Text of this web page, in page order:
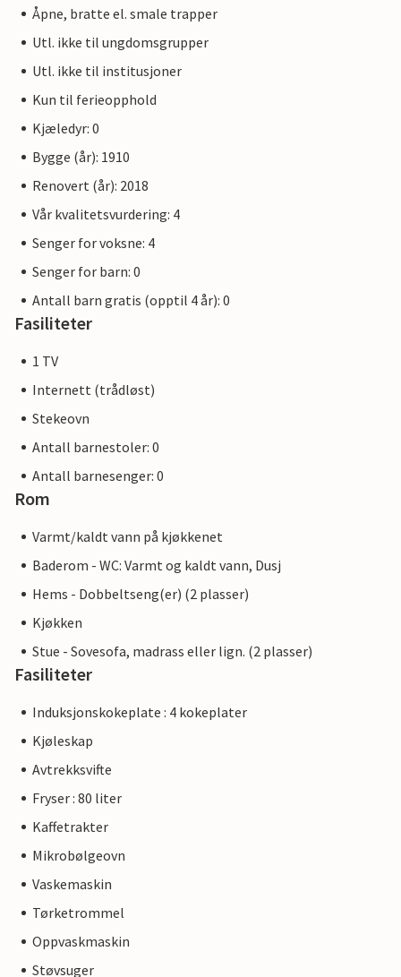
Åpne, bratte el. smale trapper
Utl. ikke til ungdomsgrupper
Utl. ikke til institusjoner
Kun til ferieopphold
Kjæledyr: 0
Bygge (år): 1910
Renovert (år): 2018
Vår kvalitetsvurdering: 4
Senger for voksne: 4
Senger for barn: 0
Antall barn gratis (opptil 4 år): 0
Fasiliteter
1 TV
Internett (trådløst)
Stekeovn
Antall barnestoler: 0
Antall barnesenger: 0
Rom
Varmt/kaldt vann på kjøkkenet
Baderom - WC: Varmt og kaldt vann, Dusj
Hems - Dobbeltseng(er) (2 plasser)
Kjøkken
Stue - Sovesofa, madrass eller lign. (2 plasser)
Fasiliteter
Induksjonskokeplate : 4 kokeplater
Kjøleskap
Avtrekksvifte
Fryser : 80 liter
Kaffetrakter
Mikrobølgeovn
Vaskemaskin
Tørketrommel
Oppvaskmaskin
Støvsuger